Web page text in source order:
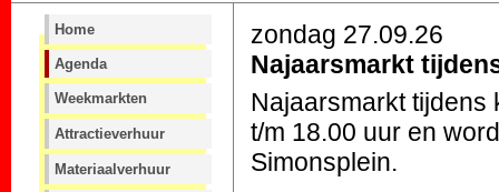
zondag 27.09.26
Najaarsmarkt
Najaarsmarkt tijdens
t/m 18.00 uur en
Simonsplein.
Home
Agenda
Weekmarkten
Attractieverhuur
Materiaalverhuur